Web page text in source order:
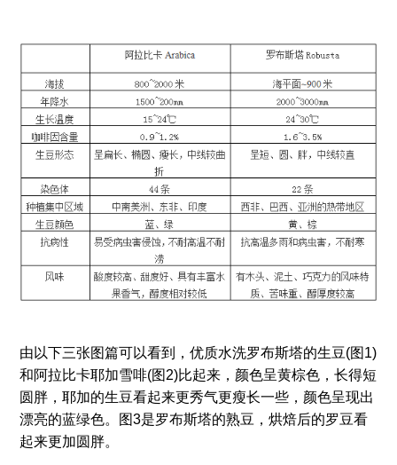
由以下三张图篇可以看到，优质水洗罗布斯塔的生豆(图1)
和阿拉比卡耶加雪啡(图2)比起来，颜色呈黄棕色，长得短
圆胖，耶加的生豆看起来更秀气更瘦长一些，颜色呈现出
漂亮的蓝绿色。图3是罗布斯塔的熟豆，烘焙后的罗豆看
起来更加圆胖。